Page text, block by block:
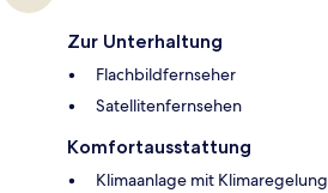
Zur Unterhaltung
Flachbildfernseher
Satellitenfernsehen
Komfortausstattung
Klimaanlage mit Klimaregelung